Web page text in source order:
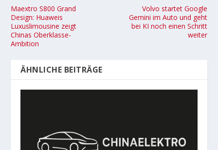
Maextro S800 Grand
Design: Huaweis
Luxuslimousine zeigt
Chinas Oberklasse-
Ambition
Volvo startet Google
Gemini im Auto und geht
bei KI noch einen Schritt
weiter
ÄHNLICHE BEITRÄGE